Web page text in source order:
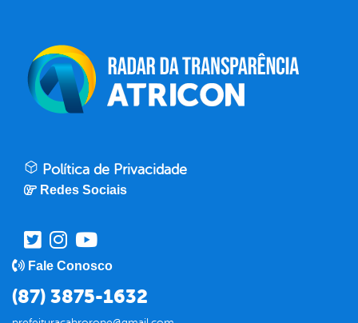
Política de Privacidade
Redes Sociais
Fale Conosco
(87) 3875-1632